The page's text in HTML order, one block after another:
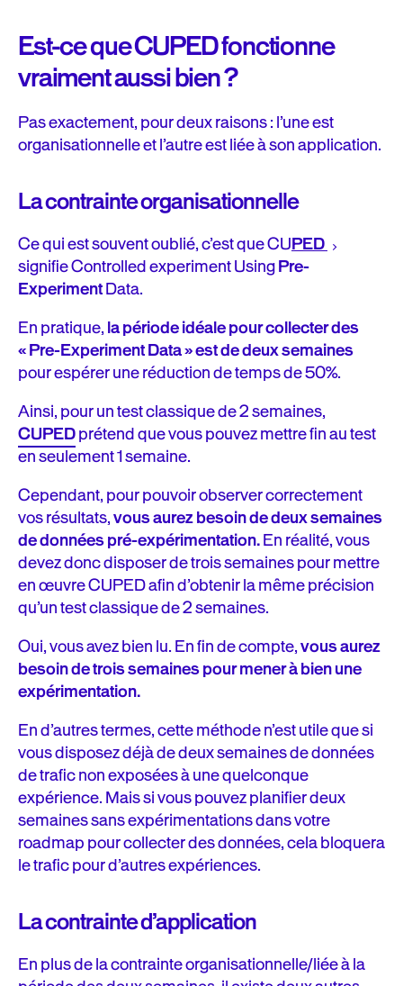
Est-ce que CUPED fonctionne
vraiment aussi bien ?
Pas exactement, pour deux raisons : l’une est
organisationnelle et l’autre est liée à son application.
La contrainte organisationnelle
Ce qui est souvent oublié, c’est que CUPED
signifie Controlled experiment UsingPre-
ExperimentData.
En pratique,la période idéale pour collecter des
« Pre-Experiment Data »est de deux semaines
pour espérer une réduction de temps de 50%.
Ainsi, pour un test classique de 2 semaines,
CUPEDprétend que vous pouvez mettre fin au test
en seulement 1 semaine.
Cependant, pour pouvoir observer correctement
vos résultats,vous aurez besoin de deux semaines
de données pré-expérimentation.En réalité, vous
devez donc disposer de trois semaines pour mettre
en œuvre CUPED afin d’obtenir la même précision
qu’un test classique de 2 semaines.
Oui, vous avez bien lu. En fin de compte,vous aurez
besoin de trois semaines pour mener à bien une
expérimentation.
En d’autres termes, cette méthode n’est utile que si
vous disposez déjà de deux semaines de données
de trafic non exposées à une quelconque
expérience. Mais si vous pouvez planifier deux
semaines sans expérimentations dans votre
roadmap pour collecter des données, cela bloquera
le trafic pour d’autres expériences.
La contrainte d’application
En plus de la contrainte organisationnelle/liée à la